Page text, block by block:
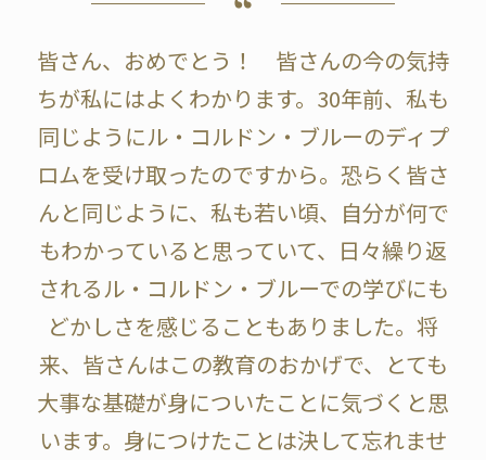
皆さん、おめでとう！ 皆さんの今の気持
ちが私にはよくわかります。30年前、私も
同じようにル・コルドン・ブルーのディプ
ロムを受け取ったのですから。恐らく皆さ
んと同じように、私も若い頃、自分が何で
もわかっていると思っていて、日々繰り返
されるル・コルドン・ブルーでの学びにも
どかしさを感じることもありました。将
来、皆さんはこの教育のおかげで、とても
大事な基礎が身についたことに気づくと思
います。身につけたことは決して忘れませ